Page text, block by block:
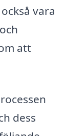
vara
att
dess